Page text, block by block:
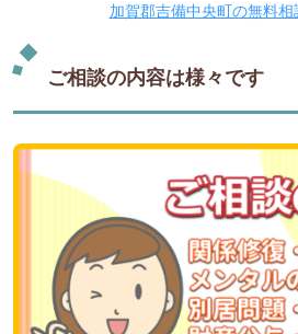
加賀郡吉備中央町の無料
ご相談の内容は様々です